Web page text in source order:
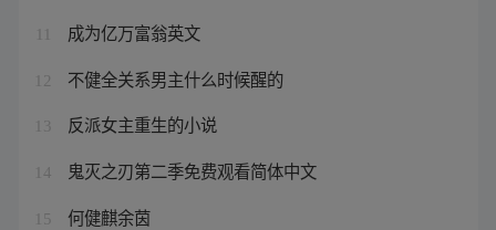
成为亿万富翁英文
12 不健全关系男主什么时候醒的
13 反派女主重生的小说
14 鬼灭之刃第二季免费观看简体中文
15 何健麒余茵